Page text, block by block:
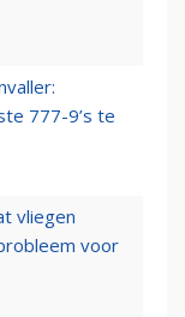
777-9’s te
vliegen
voor